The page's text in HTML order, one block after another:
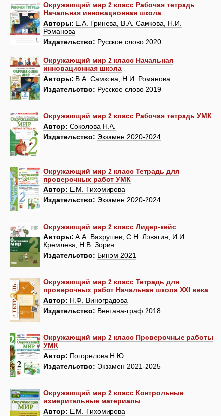
Окружающий мир 2 класс Рабочая тетрадь
Начальная инновационная школа
Авторы: Е.А. Гринева, В.А. Самкова, Н.И.
Романова
Издательство: Русское слово 2020
Окружающий мир 2 класс Начальная
инновационная школа
Авторы: В.А. Самкова, Н.И. Романова
Издательство: Русское слово 2019
Окружающий мир 2 класс Рабочая тетрадь УМК
Автор: Соколова Н.А.
Издательство: Экзамен 2020-2024
Окружающий мир 2 класс Тетрадь для
проверочных работ УМК
Автор: Е.М. Тихомирова
Издательство: Экзамен 2020-2024
Окружающий мир 2 класс Лидер-кейс
Авторы: А.А. Вахрушев, С.Н. Ловягин, И.И.
Кремлева, Н.В. Зорин
Издательство: Бином 2021
Окружающий мир 2 класс Тетрадь для
проверочных работ Начальная школа XXI века
Автор: Н.Ф. Виноградова
Издательство: Вентана-граф 2018
Окружающий мир 2 класс Проверочные работы
УМК
Автор: Погорелова Н.Ю.
Издательство: Экзамен 2021-2025
Окружающий мир 2 класс Контрольные
измерительные материалы
Автор: Е.М. Тихомирова